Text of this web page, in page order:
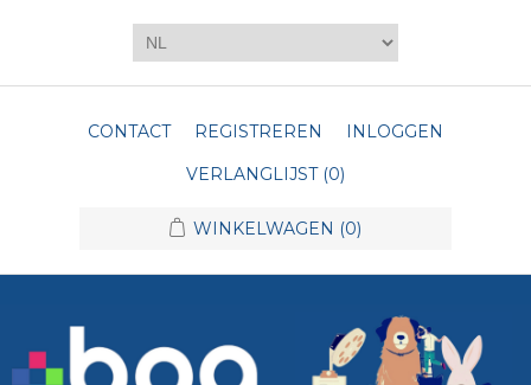
CONTACT REGISTREREN
INLOGGEN
VERLANGLIJST (0)
WINKELWAGEN (0)